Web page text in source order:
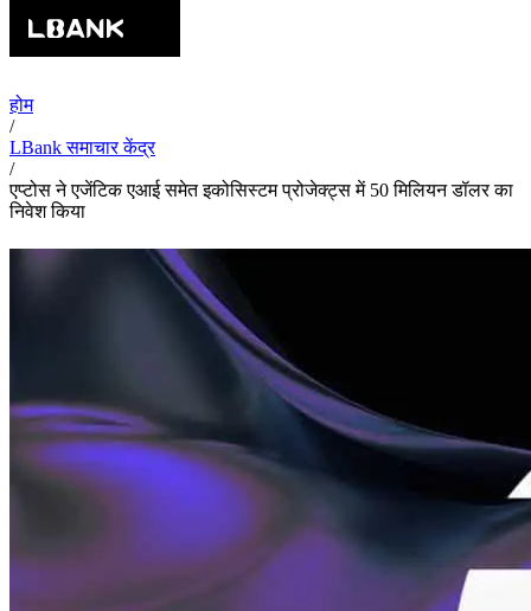
होम
/
LBank समाचार केंद्र
/
एप्टोस ने एजेंटिक एआई समेत इकोसिस्टम प्रोजेक्ट्स में 50 मिलियन डॉलर का
निवेश किया